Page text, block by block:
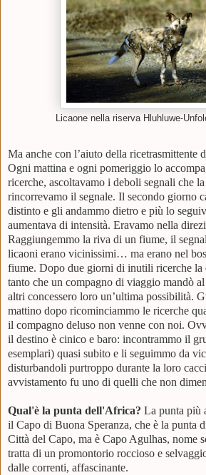
Licaone nella riserva Hluhluwe-
Ma anche con l’aiuto della ricetrasmittente
Ogni mattina e ogni pomeriggio lo
ricerche, ascoltavamo i deboli segnali che
rincorrevamo il segnale. Il secondo giorno
distinto e gli andammo dietro e più lo
aumentava di intensità. Eravamo nella
Raggiungemmo la riva di un fiume, il
licaoni erano vicinissimi… ma erano nel
fiume. Dopo due giorni di inutili ricerche la
tanto che un compagno di viaggio mandò
altri concessero loro un’ultima possibilità.
mattino dopo ricominciammo le ricerche
il compagno deluso non venne con noi.
il destino è cinico e baro: incontrammo il
esemplari) quasi subito e li seguimmo da
disturbandoli purtroppo durante la loro
avvistamento fu uno di quelli che non
Qual'è la punta dell'Africa? La punta più
il Capo di Buona Speranza, che è la punta
Città del Capo, ma è Capo Agulhas, nome
tratta di un promontorio roccioso e
dalle correnti, affascinante.